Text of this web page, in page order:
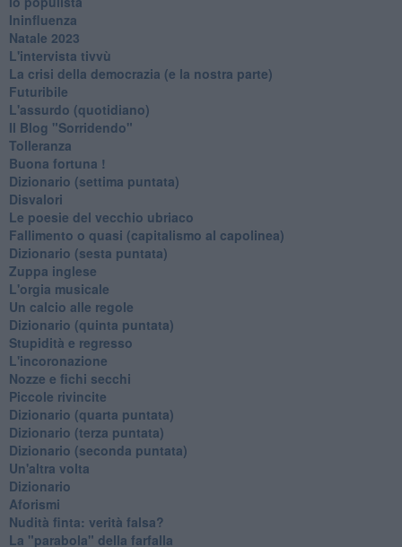
Ininfluenza
Natale 2023
L'intervista tivvù
La crisi della democrazia (e la nostra parte)
Futuribile
L'assurdo (quotidiano)
Il Blog "Sorridendo"
Tolleranza
Buona fortuna !
​Dizionario (settima puntata)
Disvalori
Le poesie del vecchio ubriaco
Fallimento o quasi (capitalismo al capolinea)
Dizionario (sesta puntata)
Zuppa inglese
L'orgia musicale
Un calcio alle regole
Dizionario (quinta puntata)
Stupidità e regresso
L'incoronazione
Nozze e fichi secchi
Piccole rivincite
​Dizionario (quarta puntata)
​Dizionario (terza puntata)
​Dizionario (seconda puntata)
Un'altra volta
Dizionario
Aforismi
Nudità finta: verità falsa?
La "parabola" della farfalla